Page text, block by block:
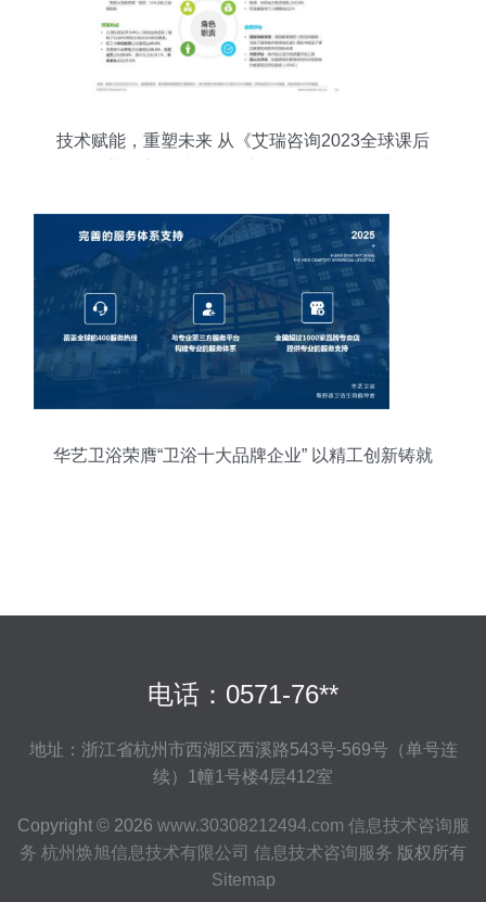
技术赋能，重塑未来 从《艾瑞咨询2023全球课后
华艺卫浴荣膺“卫浴十大品牌企业” 以精工创新铸就
电话：0571-76**
地址：浙江省杭州市西湖区西溪路543号-569号（单号连
续）1幢1号楼4层412室
Copyright © 2026 www.30308212494.com 信息技术咨询服
务 杭州焕旭信息技术有限公司 信息技术咨询服务 版权所有
Sitemap